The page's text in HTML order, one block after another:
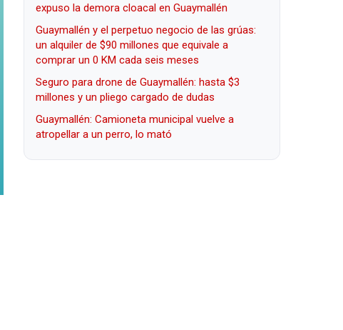
expuso la demora cloacal en Guaymallén
Guaymallén y el perpetuo negocio de las grúas:
un alquiler de $90 millones que equivale a
comprar un 0 KM cada seis meses
Seguro para drone de Guaymallén: hasta $3
millones y un pliego cargado de dudas
Guaymallén: Camioneta municipal vuelve a
atropellar a un perro, lo mató